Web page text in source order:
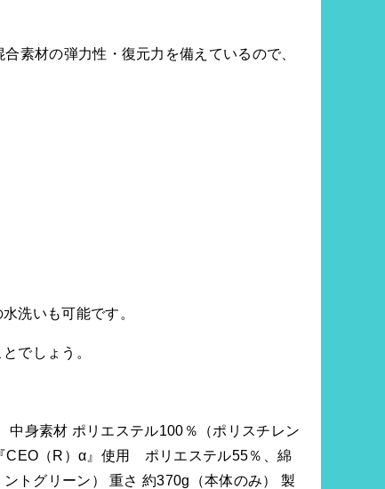
素材の弾力性・復元力を備えているので、
洗いも可能です。
でしょう。
中身素材 ポリエステル100％（ポリスチレン
CEO（R）α』使用 ポリエステル55％、綿
トグリーン） 重さ 約370g（本体のみ） 製